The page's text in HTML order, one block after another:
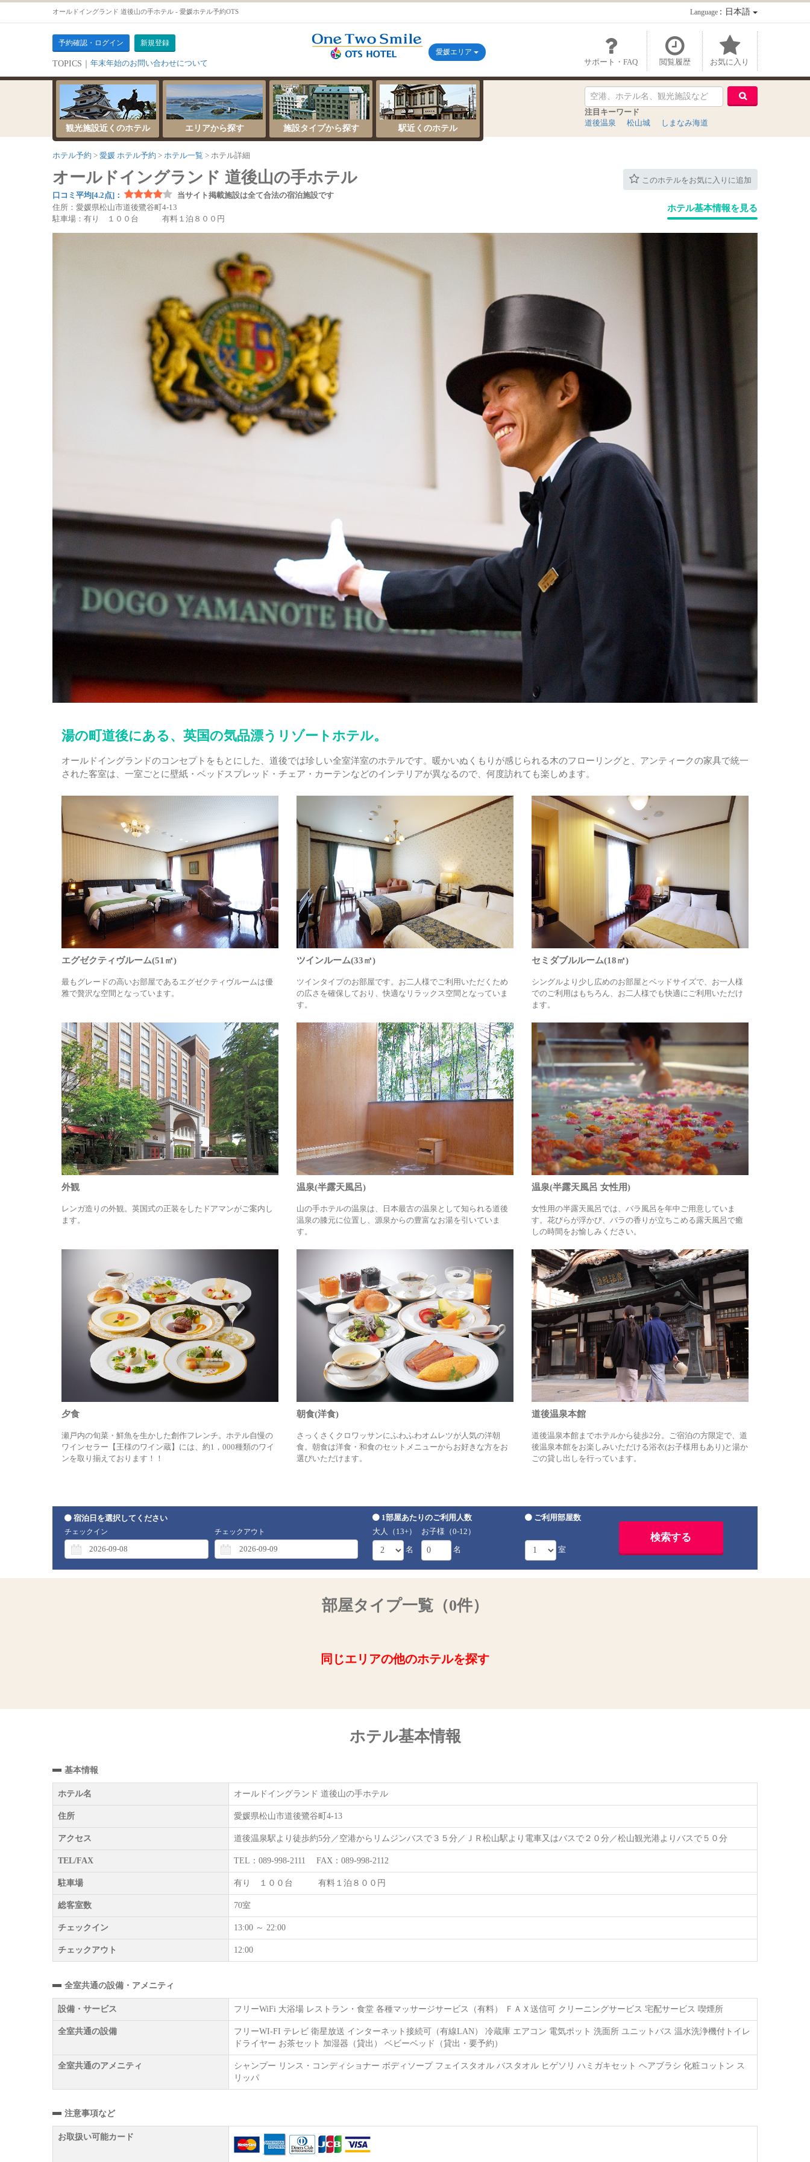
オールドイングランド 道後山の手ホテル - 愛媛ホテル予約OTS Language：日本語
予約確認・ログイン 新規登録
TOPICS｜ サーバーメンテナンスのお知らせ
年末年始のお問い合わせについて
サポート・FAQ 閲覧履歴 お気に入り
愛媛エリア
観光施設近くのホテル エリアから探す 施設タイプから探す 駅近くのホテル
注目キーワード
道後温泉
松山城 しまなみ海道
ホテル予約 愛媛 ホテル予約 ホテル一覧 ホテル詳細
このホテルをお気に入りに追加
オールドイングランド 道後山の手ホテル
口コミ平均[4.2点]：
当サイト掲載施設は全て合法の宿泊施設です
住所：愛媛県松山市道後鷺谷町4-13
駐車場：有り １００台 有料１泊８００円
ホテル基本情報を見る
湯の町道後にある、英国の気品漂うリゾートホテル。
オールドイングランドのコンセプトをもとにした、道後では珍しい全室洋室のホテルです。暖かいぬくもりが感じられる木のフローリングと、アンティークの家具で統一
された客室は、一室ごとに壁紙・ベッドスプレッド・チェア・カーテンなどのインテリアが異なるので、何度訪れても楽しめます。
エグゼクティヴルーム(51㎡)
最もグレードの高いお部屋であるエグゼクティヴルームは優
雅で贅沢な空間となっています。
ツインルーム(33㎡)
ツインタイプのお部屋です。お二人様でご利用いただくため
の広さを確保しており、快適なリラックス空間となっていま
す。
セミダブルルーム(18㎡)
シングルより少し広めのお部屋とベッドサイズで、お一人様
でのご利用はもちろん、お二人様でも快適にご利用いただけ
ます。
外観
レンガ造りの外観。英国式の正装をしたドアマンがご案内し
ます。
温泉(半露天風呂)
山の手ホテルの温泉は、日本最古の温泉として知られる道後
温泉の膝元に位置し、源泉からの豊富なお湯を引いていま
す。
温泉(半露天風呂 女性用)
女性用の半露天風呂では、バラ風呂を年中ご用意していま
す。花びらが浮かび、バラの香りが立ちこめる露天風呂で癒
しの時間をお愉しみください。
夕食
瀬戸内の旬菜・鮮魚を生かした創作フレンチ。ホテル自慢の
ワインセラー【王様のワイン蔵】には、約1，000種類のワイ
ンを取り揃えております！！
朝食(洋食)
さっくさくクロワッサンにふわふわオムレツが人気の洋朝
食。朝食は洋食・和食のセットメニューからお好きな方をお
選びいただけます。
道後温泉本館
道後温泉本館までホテルから徒歩2分。ご宿泊の方限定で、道
後温泉本館をお楽しみいただける浴衣(お子様用もあり)と湯か
ごの貸し出しを行っています。
宿泊日を選択してください
チェックイン チェックアウト
1部屋あたりのご利用人数
大人（13+）
名
お子様（0-12）
名
ご利用部屋数
室
部屋タイプ一覧（0件）
同じエリアの他のホテルを探す
ホテル基本情報
基本情報
ホテル名 オールドイングランド 道後山の手ホテル
住所 愛媛県松山市道後鷺谷町4-13
アクセス 道後温泉駅より徒歩約5分／空港からリムジンバスで３５分／ＪＲ松山駅より電車又はバスで２０分／松山観光港よりバスで５０分
TEL/FAX TEL：089-998-2111 FAX：089-998-2112
駐車場 有り １００台 有料１泊８００円
総客室数 70室
チェックイン 13:00 ～ 22:00
チェックアウト 12:00
全室共通の設備・アメニティ
設備・サービス フリーWiFi 大浴場 レストラン・食堂 各種マッサージサービス（有料） ＦＡＸ送信可 クリーニングサービス 宅配サービス 喫煙所
全室共通の設備
フリーWI‐FI テレビ 衛星放送 インターネット接続可（有線LAN） 冷蔵庫 エアコン 電気ポット 洗面所 ユニットバス 温水洗浄機付トイレ
ドライヤー お茶セット 加湿器（貸出） ベビーベッド（貸出・要予約）
全室共通のアメニティ
シャンプー リンス・コンディショナー ボディソープ フェイスタオル バスタオル ヒゲソリ ハミガキセット ヘアブラシ 化粧コットン ス
リッパ
注意事項など
お取扱い可能カード